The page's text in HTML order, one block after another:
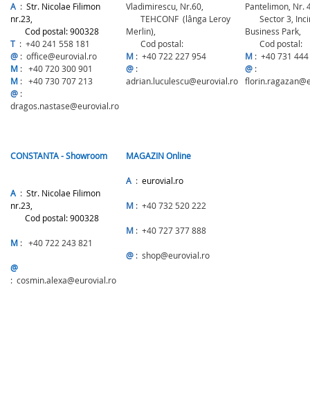
A : Str. Nicolae Filimon
nr.23,
Cod postal: 900328
T : +40 241 558 181
@ : office@eurovial.ro
M : +40 720 300 901
M : +40 730 707 213
@ :
dragos.nastase@eurovial.ro
CONSTANTA - Showroom
A : Str. Nicolae Filimon
nr.23,
Cod postal: 900328
M : +40 722 243 821
@
: cosmin.alexa@eurovial.ro
Vladimirescu, Nr.60,
TEHCONF (lânga Leroy
Merlin),
Cod postal:
M : +40 722 227 954
@ :
adrian.luculescu@eurovial.ro
MAGAZIN Online
A : eurovial.ro
M : +40 732 520 222
M : +40 727 377 888
@ : shop@eurovial.ro
Pantelimon, Nr.
Sector 3,
Business Park,
Cod postal:
M : +40 731
@ :